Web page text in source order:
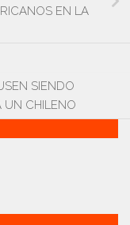
EN LA
SIENDO
UN CHILENO